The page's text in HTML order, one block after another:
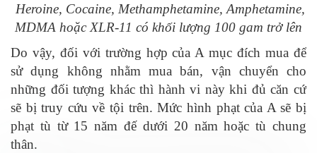
Heroine, Cocaine, Methamphetamine, Amphetamine,
MDMA hoặc XLR-11 có khối lượng 100 gam trở lên
Do vậy, đối với trường hợp của A mục đích mua để
sử dụng không nhằm mua bán, vận chuyển cho
những đối tượng khác thì hành vi này khi đủ căn cứ
sẽ bị truy cứu về tội trên. Mức hình phạt của A sẽ bị
phạt tù từ 15 năm đế dưới 20 năm hoặc tù chung
thân.